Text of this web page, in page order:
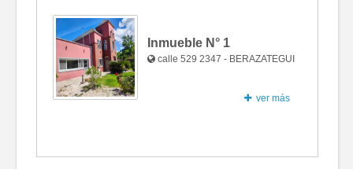
Inmueble N° 1
calle 529 2347 - BERAZATEGUI
ver más
Fotos